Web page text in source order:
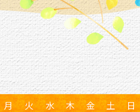
月 火 水 木 金 土 日